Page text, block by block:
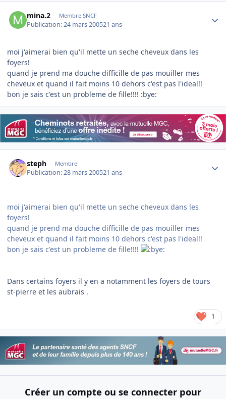
mina.2 Membre SNCF
Publication:24 mars 200521 ans
moi j'aimerai bien qu'il mette un seche cheveux dans les
foyers!
quand je prend ma douche difficille de pas mouiller mes
cheveux et quand il fait moins 10 dehors c'est pas l'ideal!!
bon je sais c'est un probleme de fille!!!! :bye:
steph Membre
Publication:28 mars 200521 ans
moi j'aimerai bien qu'il mette un seche cheveux dans les
foyers!
quand je prend ma douche difficille de pas mouiller mes
cheveux et quand il fait moins 10 dehors c'est pas l'ideal!!
bon je sais c'est un probleme de fille!!!!
Dans certains foyers il y en a notamment les foyers de tours
st-pierre et les aubrais .
1
Créer un compte ou se connecter pour